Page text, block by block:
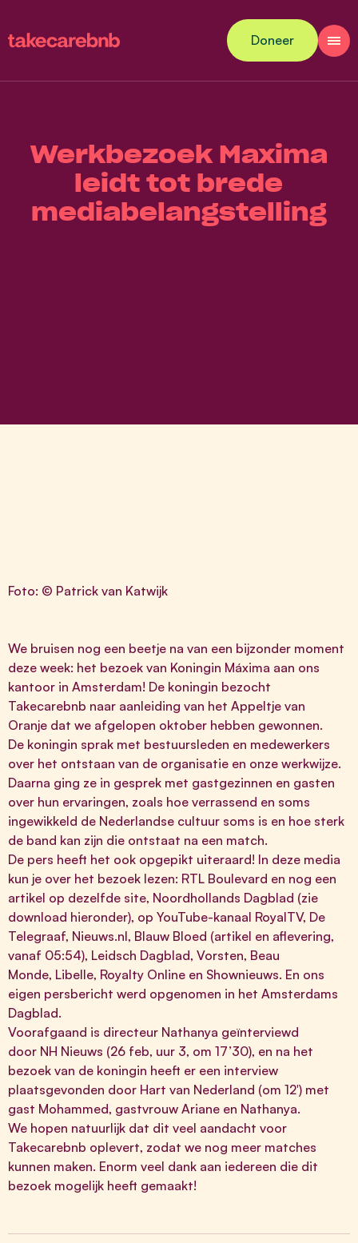
Doneer
Werkbezoek Maxima
leidt tot brede
mediabelangstelling
Foto: © Patrick van Katwijk
We bruisen nog een beetje na van een bijzonder moment
deze week: het bezoek van Koningin Máxima aan ons
kantoor in Amsterdam! De koningin bezocht
Takecarebnb naar aanleiding van het Appeltje van
Oranje dat we afgelopen oktober hebben gewonnen.
De koningin sprak met bestuursleden en medewerkers
over het ontstaan van de organisatie en onze werkwijze.
Daarna ging ze in gesprek met gastgezinnen en gasten
over hun ervaringen, zoals hoe verrassend en soms
ingewikkeld de Nederlandse cultuur soms is en hoe sterk
de band kan zijn die ontstaat na een match.
De pers heeft het ook opgepikt uiteraard! In deze media
kun je over het bezoek lezen: RTL Boulevard en nog een
artikel op dezelfde site, Noordhollands Dagblad (zie
download hieronder), op YouTube-kanaal RoyalTV, De
Telegraaf, Nieuws.nl, Blauw Bloed (artikel en aflevering,
vanaf 05:54), Leidsch Dagblad, Vorsten, Beau
Monde, Libelle, Royalty Online en Shownieuws. En ons
eigen persbericht werd opgenomen in het Amsterdams
Dagblad.
Voorafgaand is directeur Nathanya geïnterviewd
door NH Nieuws (26 feb, uur 3, om 17’30), en na het
bezoek van de koningin heeft er een interview
plaatsgevonden door Hart van Nederland (om 12′) met
gast Mohammed, gastvrouw Ariane en Nathanya.
We hopen natuurlijk dat dit veel aandacht voor
Takecarebnb oplevert, zodat we nog meer matches
kunnen maken. Enorm veel dank aan iedereen die dit
bezoek mogelijk heeft gemaakt!